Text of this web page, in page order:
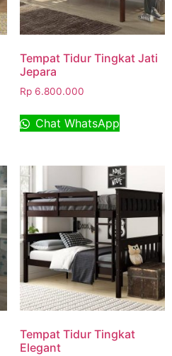
Tempat Tidur Tingkat Jati
Jepara
Rp6.800.000
Chat WhatsApp
Tempat Tidur Tingkat
Elegant